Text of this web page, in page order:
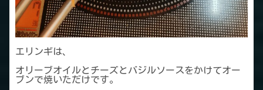
エリンギは、
オリーブオイルとチーズとバジルソースをかけてオー
ブンで焼いただけです。